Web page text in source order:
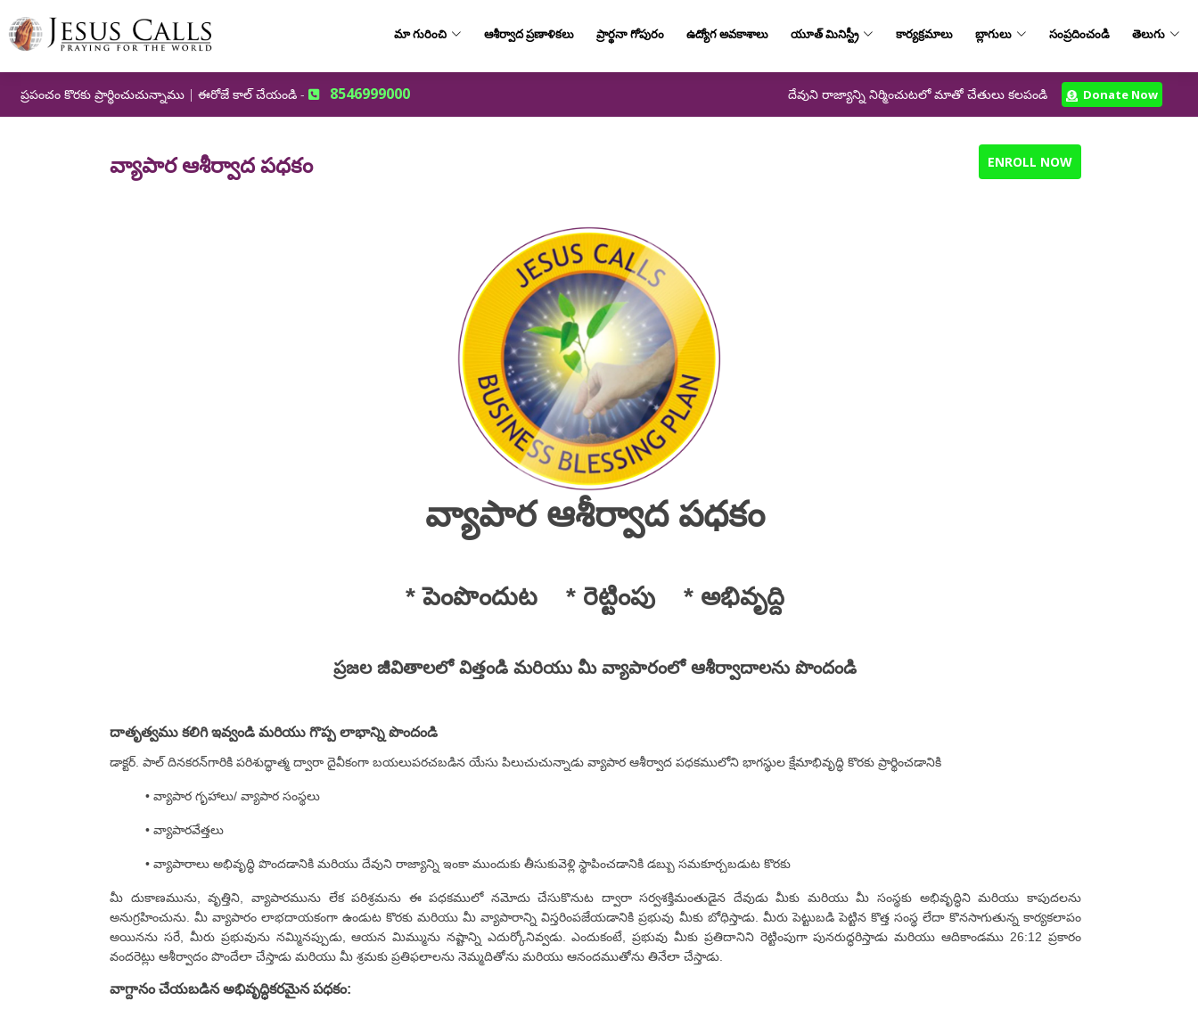
మా గురించి ఆశీర్వాద ప్రణాళికలు ప్రార్థనా గోపురం ఉద్యోగ అవకాశాలు యూత్‌ మినిస్ట్రీ కార్యక్రమాలు బ్లాగులు సంప్రదించండి తెలుగు
ప్రపంచం కొరకు ప్రార్థించుచున్నాము | ఈరోజే కాల్ చేయండి - 8546999000 దేవుని రాజ్యాన్ని నిర్మించుటలో మాతో చేతులు కలపండి Donate Now
వ్యాపార ఆశీర్వాద పధకం ENROLL NOW
వ్యాపార ఆశీర్వాద పధకం
* పెంపొందుట * రెట్టింపు * అభివృద్ది
ప్రజల జీవితాలలో విత్తండి మరియు మీ వ్యాపారంలో ఆశీర్వాదాలను పొందండి
దాతృత్వము కలిగి ఇవ్వండి మరియు గొప్ప లాభాన్ని పొందండి
డాక్టర్. పాల్ దినకరన్‌గారికి పరిశుద్ధాత్మ ద్వారా దైవీకంగా బయలుపరచబడిన యేసు పిలుచుచున్నాడు వ్యాపార ఆశీర్వాద పధకములోని భాగస్థుల క్షేమాభివృద్ధి కొరకు ప్రార్థించడానికి
• వ్యాపార గృహాలు/ వ్యాపార సంస్థలు
• వ్యాపారవేత్తలు
• వ్యాపారాలు అభివృద్ధి పొందడానికి మరియు దేవుని రాజ్యాన్ని ఇంకా ముందుకు తీసుకువెళ్లి స్థాపించడానికి డబ్బు సమకూర్చబడుట కొరకు
మీ దుకాణమును, వృత్తిని, వ్యాపారమును లేక పరిశ్రమను ఈ పధకములో నమోదు చేసుకొనుట ద్వారా సర్వశక్తిమంతుడైన దేవుడు మీకు మరియు మీ సంస్థకు అభివృద్ధిని మరియు కాపుదలను
అనుగ్రహించును. మీ వ్యాపారం లాభదాయకంగా ఉండుట కొరకు మరియు మీ వ్యాపారాన్ని విస్తరింపజేయడానికి ప్రభువు మీకు బోధిస్తాడు. మీరు పెట్టుబడి పెట్టిన కొత్త సంస్థ లేదా కొనసాగుతున్న కార్యకలాపం
అయినను సరే, మీరు ప్రభువును నమ్మినప్పుడు, ఆయన మిమ్మును నష్టాన్ని ఎదుర్కోనివ్వడు. ఎందుకంటే, ప్రభువు మీకు ప్రతిదానిని రెట్టింపుగా పునరుద్ధరిస్తాడు మరియు ఆదికాండము 26:12 ప్రకారం
వందరెట్లు ఆశీర్వాదం పొందేలా చేస్తాడు మరియు మీ శ్రమకు ప్రతిఫలాలను నెమ్మదితోను మరియు ఆనందముతోను తినేలా చేస్తాడు.
వాగ్దానం చేయబడిన అభివృద్ధికరమైన పధకం: